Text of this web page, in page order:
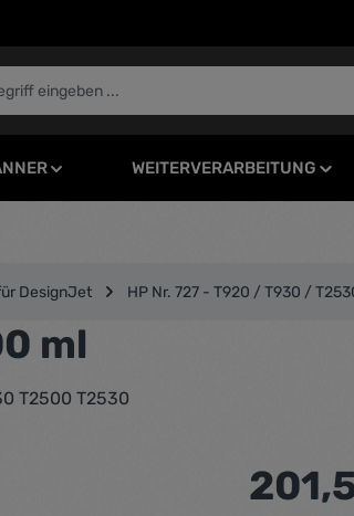
WEITERVERARBEITUNG
DesignJet HP Nr. 727 - T920 / T930 /
ml
T2500 T2530
Regulärer